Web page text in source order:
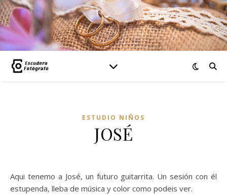
ESTUDIO NIÑOS
JOSÉ
Aqui tenemo a José, un futuro guitarrita. Un sesión con él
estupenda, lleba de música y color como podeis ver.